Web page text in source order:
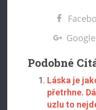
Podobné
Láska je
přetrhne.
uzlu to